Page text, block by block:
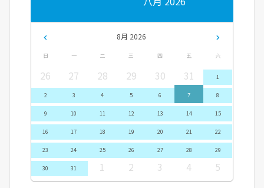
8月 2026
日 一 二 三 四 五 六
26 27 28 29 30 31 1
2 3 4 5 6 7 8
9 10 11 12 13 14 15
16 17 18 19 20 21 22
23 24 25 26 27 28 29
30 31 1 2 3 4 5